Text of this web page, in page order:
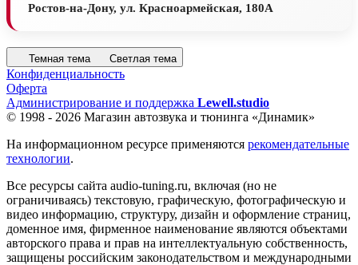
Ростов-на-Дону, ул. Красноармейская, 180А
Темная тема Светлая тема
Конфиденциальность
Оферта
Администрирование и поддержка Lewell.studio
© 1998 - 2026 Магазин автозвука и тюнинга «Динамик»
На информационном ресурсе применяются рекомендательные
технологии.
Все ресурсы сайта audio-tuning.ru, включая (но не
ограничиваясь) текстовую, графическую, фотографическую и
видео информацию, структуру, дизайн и оформление страниц,
доменное имя, фирменное наименование являются объектами
авторского права и прав на интеллектуальную собственность,
защищены российским законодательством и международными